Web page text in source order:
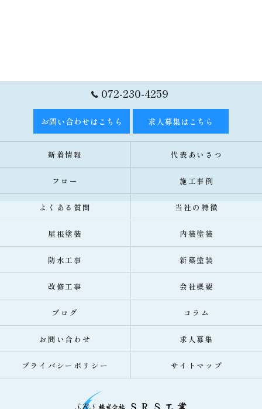
072-230-4259
お問い合わせはこちら 求人募集はこちら
新着情報 代表あいさつ
フロー 施工事例
よくある質問 当社の特徴
屋根塗装 内装塗装
防水工事 新築塗装
改修工事 会社概要
ブログ コラム
お問い合わせ 求人募集
プライバシーポリシー サイトマップ